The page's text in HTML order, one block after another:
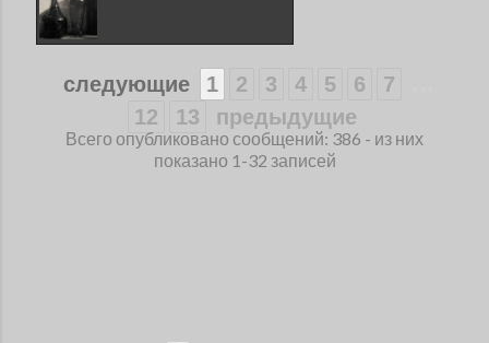
следующие 1 2 3 4 5 6 7
12 13 предыдущие
Всего опубликовано сообщений: 386 - из них
показано 1-32 записей